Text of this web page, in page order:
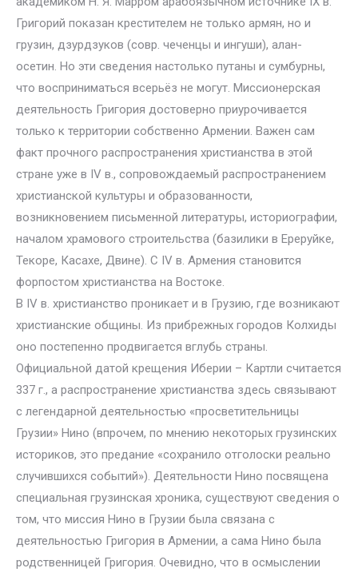
Григорий показан крестителем не только армян, но и
грузин, дзурдзуков (совр. чеченцы и ингуши), алан-
осетин. Но эти сведения настолько путаны и сумбурны,
что восприниматься всерьёз не могут. Миссионерская
деятельность Григория достоверно приурочивается
только к территории собственно Армении. Важен сам
факт прочного распространения христианства в этой
стране уже в IV в., сопровождаемый распространением
христианской культуры и образованности,
возникновением письменной литературы, историографии,
началом храмового строительства (базилики в Ереруйке,
Текоре, Касахе, Двине). С IV в. Армения становится
форпостом христианства на Востоке.
В IV в. христианство проникает и в Грузию, где возникают
христианские общины. Из прибрежных городов Колхиды
оно постепенно продвигается вглубь страны.
Официальной датой крещения Иберии – Картли считается
337 г., а распространение христианства здесь связывают
с легендарной деятельностью «просветительницы
Грузии» Нино (впрочем, по мнению некоторых грузинских
историков, это предание «сохранило отголоски реально
случившихся событий»). Деятельности Нино посвящена
специальная грузинская хроника, существуют сведения о
том, что миссия Нино в Грузии была связана с
деятельностью Григория в Армении, а сама Нино была
родственницей Григория. Очевидно, что в осмыслении